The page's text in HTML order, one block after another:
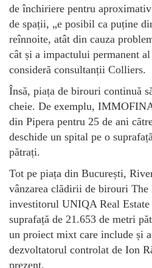
de închiriere pentru
de spații, „e posibil ca puține
reînnoite, atât din cauza
cât și a impactului permanent
consideră consultanții Colliers.
Însă, piața de birouri continuă
cheie. De exemplu,
din Pipera pentru 25 de ani
deschide un spital pe o
pătrați.
Tot pe piața din București,
vânzarea clădirii de birouri The
investitorul UNIQA Real
suprafață de 21.653 de metri
un proiect mixt care include și
dezvoltatorul controlat de Ion
prezent.